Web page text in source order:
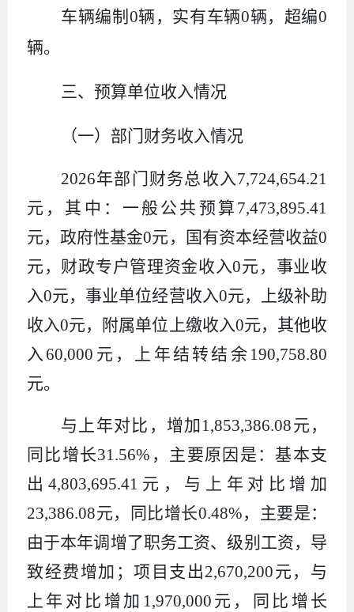
车辆编制 0辆，实有车辆0辆，超编0
辆。
三、预算单位收入情况
（一）部门财务收入情况
2026年部门财务总收入7,724,654.21
元，其中：一般公共预算 7,473,895.41
元，政府性基金0元，国有资本经营收益0
元， 财政专户管理资金收入0元 ， 事业收
入0元，事业单位经营收入0元，上级补助
收入0元，附属单位上缴收入0元，其他收
入 60,000 元 ， 上年结转结余 190,758.80
元。
与上年对比，增加1,853,386.08元，
同比增长31.56% ，主要原因是：基本支
出 4,803,695.41 元，与上年对比增加
23,386.08元，同比增长0.48%，主要是：
由于本年调增了职务工资、级别工资，导
致经费增加；项目支出2,670,200元，与
上年对比增加 1,970,000 元，同比增长